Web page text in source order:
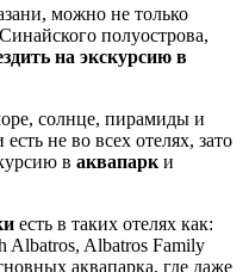
можно не только
полуострова,
на экскурсию в
солнце, пирамиды и
не во всех отелях, зато
в аквапарк и
есть в таких отелях как:
Albatros, Albatros Family
аквапарка, где даже